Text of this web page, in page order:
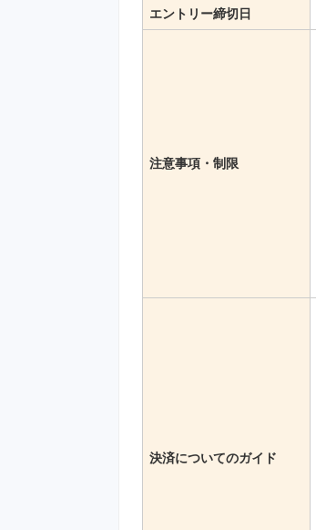
エントリー締切日
注意事項・制限
決済についてのガイド